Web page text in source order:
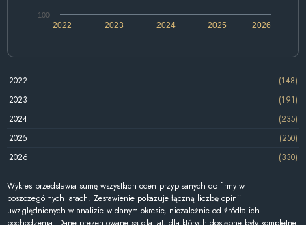
2022 2024 2026
2023 2025
100
2022
(148)
2023
(191)
2024
(235)
2025
(250)
2026
(330)
Wykres przedstawia sumę wszystkich ocen przypisanych do firmy w
poszczególnych latach. Zestawienie pokazuje łączną liczbę opinii
uwzględnionych w analizie w danym okresie, niezależnie od źródła ich